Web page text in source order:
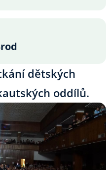
dětských
oddílů.